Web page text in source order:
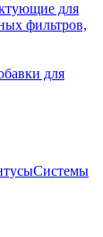
для
фильтров,
для
Системы